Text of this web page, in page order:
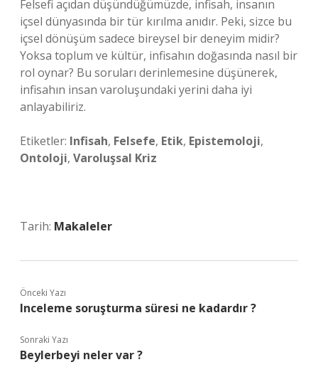
Felsefi açıdan düşündüğümüzde, infisah, insanın
içsel dünyasında bir tür kırılma anıdır. Peki, sizce bu
içsel dönüşüm sadece bireysel bir deneyim midir?
Yoksa toplum ve kültür, infisahın doğasında nasıl bir
rol oynar? Bu soruları derinlemesine düşünerek,
infisahın insan varoluşundaki yerini daha iyi
anlayabiliriz.
Etiketler: Infisah, Felsefe, Etik, Epistemoloji,
Ontoloji, Varoluşsal Kriz
Tarih: Makaleler
Önceki Yazı
Inceleme soruşturma süresi ne kadardır ?
Sonraki Yazı
Beylerbeyi neler var ?